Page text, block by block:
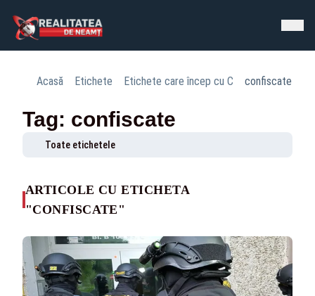
Acasă Etichete Etichete care încep cu C confiscate
Tag: confiscate
Toate etichetele
ARTICOLE CU ETICHETA
"CONFISCATE"